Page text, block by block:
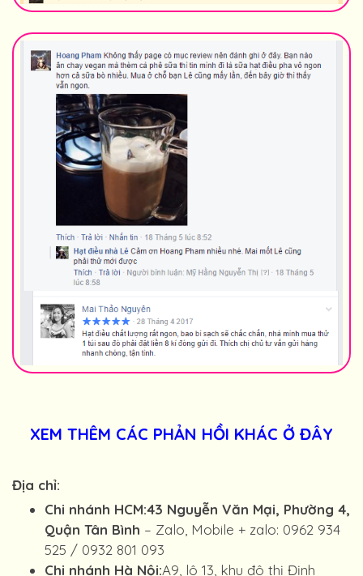
XEM THÊM CÁC PHẢN HỒI KHÁC Ở ĐÂY
Địa chỉ:
Chi nhánh HCM:43 Nguyễn Văn Mại, Phường 4,
Quận Tân Bình – Zalo, Mobile + zalo: 0962 934
525 / 0932 801 093
Chi nhánh Hà Nội:A9, lô 13, khu đô thị Định